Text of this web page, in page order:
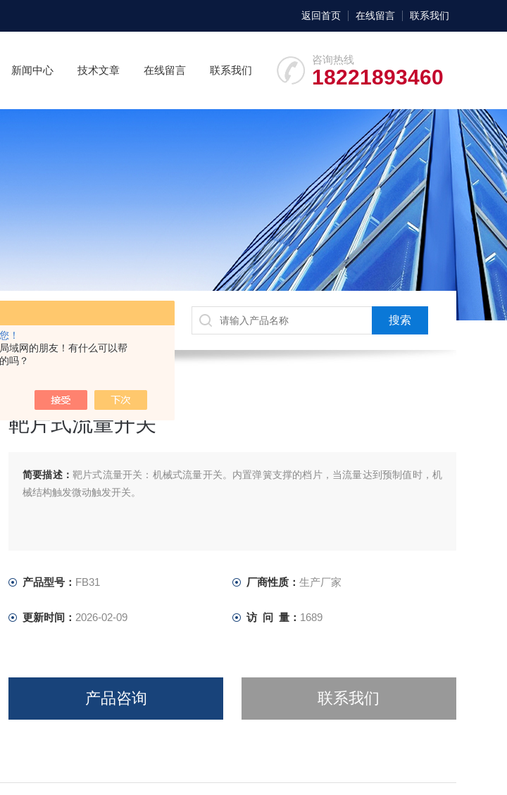
！
域网的朋友！有什么可以帮
吗？
返回首页 在线留言 联系我们
咨询热线
18221893460
新闻中心 技术文章 在线留言 联系我们
靶片式流量开关
简要描述： 靶片式流量开关：机械式流量开关。内置弹簧支撑的档片，当流量达到预制值时，机
械结构触发微动触发开关。
产品型号： FB31 厂商性质： 生产厂家
更新时间： 2026-02-09 访 问 量： 1689
产品咨询 联系我们